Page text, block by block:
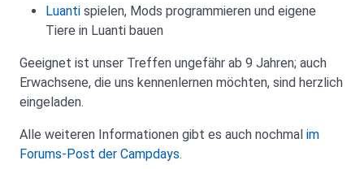
Luanti spielen, Mods programmieren und eigene
Tiere in Luanti bauen
Geeignet ist unser Treffen ungefähr ab 9 Jahren; auch
Erwachsene, die uns kennenlernen möchten, sind herzlich
eingeladen.
Alle weiteren Informationen gibt es auch nochmal im
Forums-Post der Campdays.